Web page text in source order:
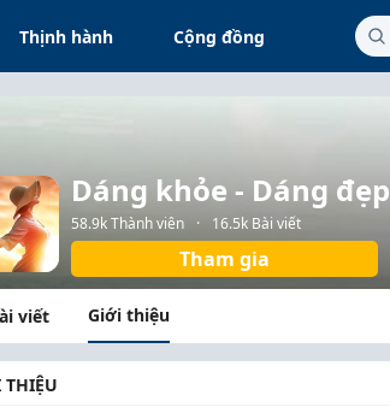
Thịnh hành Cộng đồng
Dáng khỏe - Dáng đẹp
58.9k Thành viên · 16.5k Bài viết
Tham gia
viết Giới thiệu